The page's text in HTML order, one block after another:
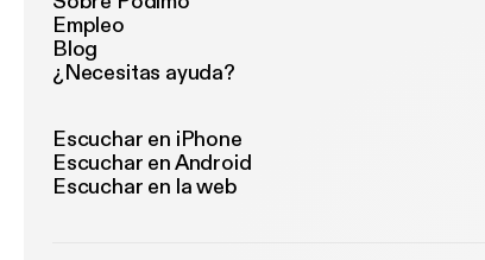
Empleo
Blog
¿Necesitas ayuda?
Escuchar en iPhone
Escuchar en Android
Escuchar en la web